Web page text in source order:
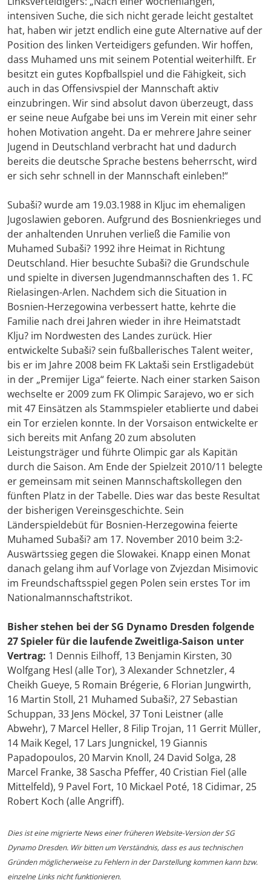
intensiven Suche, die sich nicht gerade leicht gestaltet
hat, haben wir jetzt endlich eine gute Alternative auf der
Position des linken Verteidigers gefunden. Wir hoffen,
dass Muhamed uns mit seinem Potential weiterhilft. Er
besitzt ein gutes Kopfballspiel und die Fähigkeit, sich
auch in das Offensivspiel der Mannschaft aktiv
einzubringen. Wir sind absolut davon überzeugt, dass
er seine neue Aufgabe bei uns im Verein mit einer sehr
hohen Motivation angeht. Da er mehrere Jahre seiner
Jugend in Deutschland verbracht hat und dadurch
bereits die deutsche Sprache bestens beherrscht, wird
er sich sehr schnell in der Mannschaft einleben!“
Subaši? wurde am 19.03.1988 in Kljuc im ehemaligen
Jugoslawien geboren. Aufgrund des Bosnienkrieges und
der anhaltenden Unruhen verließ die Familie von
Muhamed Subaši? 1992 ihre Heimat in Richtung
Deutschland. Hier besuchte Subaši? die Grundschule
und spielte in diversen Jugendmannschaften des 1. FC
Rielasingen-Arlen. Nachdem sich die Situation in
Bosnien-Herzegowina verbessert hatte, kehrte die
Familie nach drei Jahren wieder in ihre Heimatstadt
Klju? im Nordwesten des Landes zurück. Hier
entwickelte Subaši? sein fußballerisches Talent weiter,
bis er im Jahre 2008 beim FK Laktaši sein Erstligadebüt
in der „Premijer Liga“ feierte. Nach einer starken Saison
wechselte er 2009 zum FK Olimpic Sarajevo, wo er sich
mit 47 Einsätzen als Stammspieler etablierte und dabei
ein Tor erzielen konnte. In der Vorsaison entwickelte er
sich bereits mit Anfang 20 zum absoluten
Leistungsträger und führte Olimpic gar als Kapitän
durch die Saison. Am Ende der Spielzeit 2010/11 belegte
er gemeinsam mit seinen Mannschaftskollegen den
fünften Platz in der Tabelle. Dies war das beste Resultat
der bisherigen Vereinsgeschichte. Sein
Länderspieldebüt für Bosnien-Herzegowina feierte
Muhamed Subaši? am 17. November 2010 beim 3:2-
Auswärtssieg gegen die Slowakei. Knapp einen Monat
danach gelang ihm auf Vorlage von Zvjezdan Misimovic
im Freundschaftsspiel gegen Polen sein erstes Tor im
Nationalmannschaftstrikot.
Bisher stehen bei der SG Dynamo Dresden folgende
27 Spieler für die laufende Zweitliga-Saison unter
Vertrag: 1 Dennis Eilhoff, 13 Benjamin Kirsten, 30
Wolfgang Hesl (alle Tor), 3 Alexander Schnetzler, 4
Cheikh Gueye, 5 Romain Brégerie, 6 Florian Jungwirth,
16 Martin Stoll, 21 Muhamed Subaši?, 27 Sebastian
Schuppan, 33 Jens Möckel, 37 Toni Leistner (alle
Abwehr), 7 Marcel Heller, 8 Filip Trojan, 11 Gerrit Müller,
14 Maik Kegel, 17 Lars Jungnickel, 19 Giannis
Papadopoulos, 20 Marvin Knoll, 24 David Solga, 28
Marcel Franke, 38 Sascha Pfeffer, 40 Cristian Fiel (alle
Mittelfeld), 9 Pavel Fort, 10 Mickael Poté, 18 Cidimar, 25
Robert Koch (alle Angriff).
Dies ist eine migrierte News einer früheren Website-Version der SG
Dynamo Dresden. Wir bitten um Verständnis, dass es aus technischen
Gründen möglicherweise zu Fehlern in der Darstellung kommen kann bzw.
einzelne Links nicht funktionieren.